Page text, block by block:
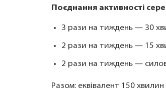
Поєднання активності
3 рази на тиждень — 30
2 рази на тиждень — 15
2 рази на тиждень —
Разом: еквівалент 150 хвилин